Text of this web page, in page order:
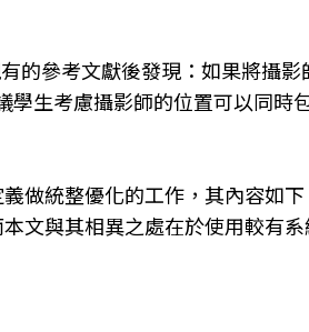
的參考文獻後發現：如果將攝
生考慮攝影師的位置可以同時
做統整優化的工作，其內容如
文與其相異之處在於使用較有系